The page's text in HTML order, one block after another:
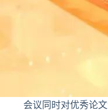
会议同时对优秀论文进